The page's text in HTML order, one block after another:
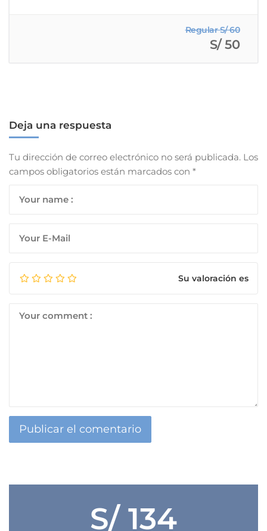
Regular S/ 60
S/ 50
Deja una respuesta
Tu dirección de correo electrónico no será publicada. Los
campos obligatorios están marcados con *
Su valoración es
S/ 134